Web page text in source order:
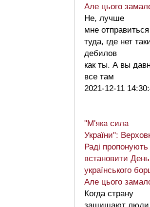
Але цього
Не, лучше
мне отправиться
туда, где нет
дебилов
как ты. А вы
все там
2021-12-11
"М'яка сила
України":
Раді пропонують
встановити День
українського
Але цього
Когда страну
защищают